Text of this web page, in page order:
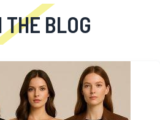
THE BLOG